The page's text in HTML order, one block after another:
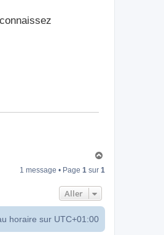
u
1 message • Page 1 sur 1
Aller
horaire sur UTC+01:00